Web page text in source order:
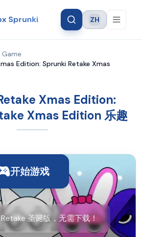
Sprunki Language
ZH
Game
Edition: Sprunki Retake Xmas
Xmas Edition:
Xmas Edition 乐趣
开始游戏
圣诞版，无需下载！